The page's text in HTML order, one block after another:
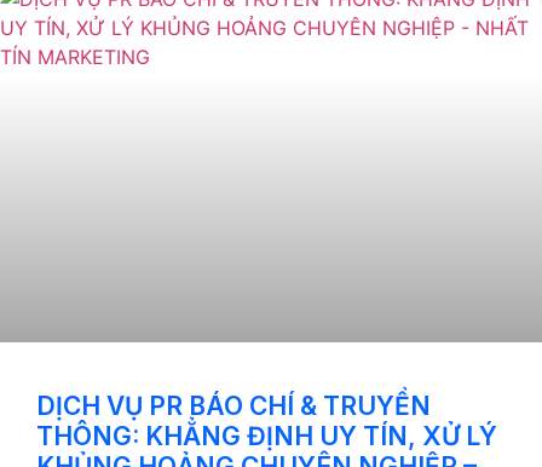
DỊCH VỤ PR BÁO CHÍ & TRUYỀN
THÔNG: KHẲNG ĐỊNH UY TÍN, XỬ LÝ